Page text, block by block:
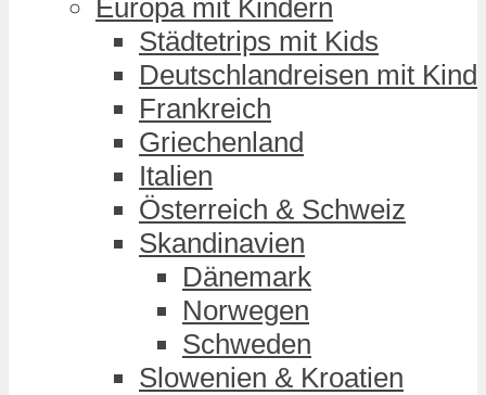
Europa mit Kindern
Städtetrips mit Kids
Deutschlandreisen mit Kind
Frankreich
Griechenland
Italien
Österreich & Schweiz
Skandinavien
Dänemark
Norwegen
Schweden
Slowenien & Kroatien